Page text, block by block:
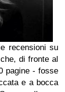
recensioni su
di fronte al
pagine - fosse
e a bocca